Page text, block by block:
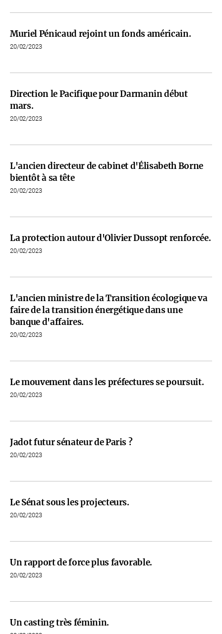
Muriel Pénicaud rejoint un fonds américain.
20/02/2023
Direction le Pacifique pour Darmanin début
mars.
20/02/2023
L'ancien directeur de cabinet d'Élisabeth Borne
bientôt à sa tête
20/02/2023
La protection autour d'Olivier Dussopt renforcée.
20/02/2023
L'ancien ministre de la Transition écologique va
faire de la transition énergétique dans une
banque d'affaires.
20/02/2023
Le mouvement dans les préfectures se poursuit.
20/02/2023
Jadot futur sénateur de Paris ?
20/02/2023
Le Sénat sous les projecteurs.
20/02/2023
Un rapport de force plus favorable.
20/02/2023
Un casting très féminin.